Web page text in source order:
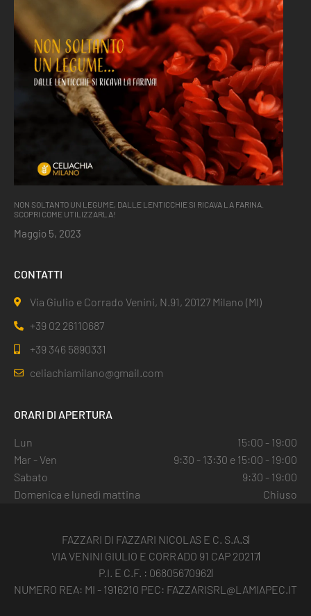
NON SOLTANTO UN LEGUME, DALLE LENTICCHIE SI RICAVA LA FARINA.
SCOPRI COME UTILIZZARLA!
Maggio 5, 2023
CONTATTI
Via Giulio e Corrado Venini, N.91, 20127 Milano (MI)
+39 02 26110687
+39 346 5890331
celiachiamilano@gmail.com
ORARI DI APERTURA
Lun
15:00 - 19:00
Mar - Ven
9:30 - 13:30 e 15:00 - 19:00
Sabato
9:30 - 19:00
Domenica e lunedì mattina
Chiuso
FAZZARI DI FAZZARI NICOLAS E C. S.A.S
VIA VENINI GIULIO E CORRADO 91 CAP 20217
P.I. E C.F. : 06805670962
NUMERO REA: MI - 1916210 PEC: FAZZARISRL@LAMIAPEC.IT